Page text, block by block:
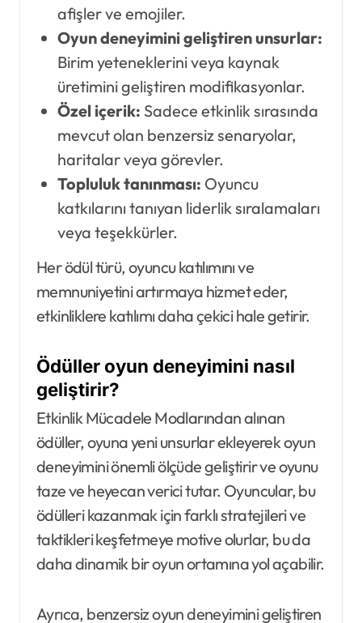
afişler ve emojiler.
Oyun deneyimini geliştiren unsurlar:
Birim yeteneklerini veya kaynak
üretimini geliştiren modifikasyonlar.
Özel içerik: Sadece etkinlik sırasında
mevcut olan benzersiz senaryolar,
haritalar veya görevler.
Topluluk tanınması: Oyuncu
katkılarını tanıyan liderlik sıralamaları
veya teşekkürler.
Her ödül türü, oyuncu katılımını ve
memnuniyetini artırmaya hizmet eder,
etkinliklere katılımı daha çekici hale getirir.
Ödüller oyun deneyimini nasıl
geliştirir?
Etkinlik Mücadele Modlarından alınan
ödüller, oyuna yeni unsurlar ekleyerek oyun
deneyimini önemli ölçüde geliştirir ve oyunu
taze ve heyecan verici tutar. Oyuncular, bu
ödülleri kazanmak için farklı stratejileri ve
taktikleri keşfetmeye motive olurlar, bu da
daha dinamik bir oyun ortamına yol açabilir.
Ayrıca, benzersiz oyun deneyimini geliştiren